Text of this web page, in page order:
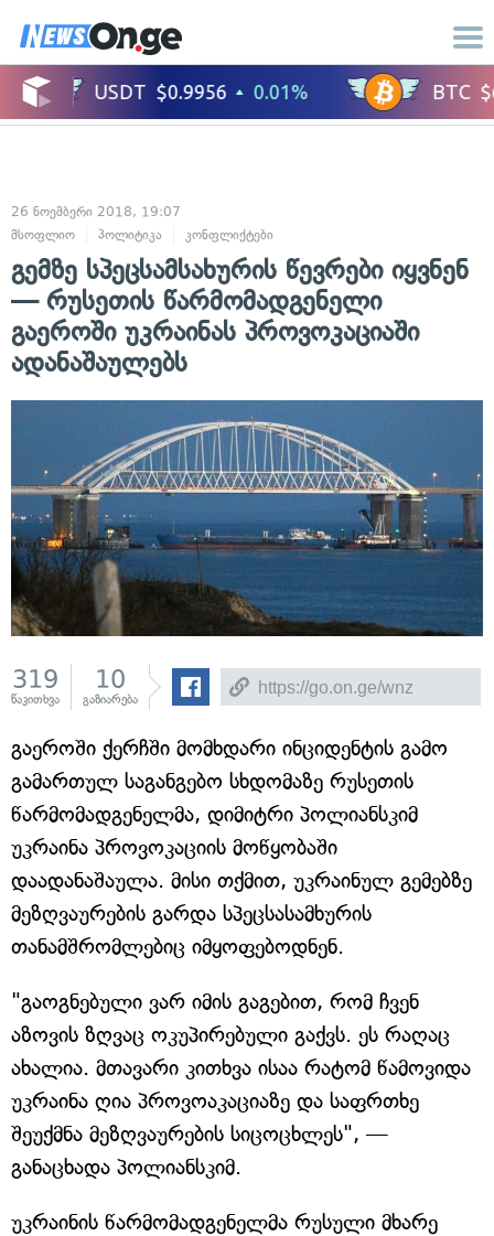
26 ნოემბერი 2018, 19:07
მსოფლიო
პოლიტიკა კონფლიქტები
გემზე სპეცსამსახურის წევრები იყვნენ
— რუსეთის წარმომადგენელი
გაეროში უკრაინას პროვოკაციაში
ადანაშაულებს
319
წაკითხვა
10
გაზიარება
გაეროში ქერჩში მომხდარი ინციდენტის გამო
გამართულ საგანგებო სხდომაზე რუსეთის
წარმომადგენელმა, დიმიტრი პოლიანსკიმ
უკრაინა პროვოკაციის მოწყობაში
დაადანაშაულა. მისი თქმით, უკრაინულ გემებზე
მეზღვაურების გარდა სპეცსასამხურის
თანამშრომლებიც იმყოფებოდნენ.
"გაოგნებული ვარ იმის გაგებით, რომ ჩვენ
აზოვის ზღვაც ოკუპირებული გაქვს. ეს რაღაც
ახალია. მთავარი კითხვა ისაა რატომ წამოვიდა
უკრაინა ღია პროვოაკაციაზე და საფრთხე
შეუქმნა მეზღვაურების სიცოცხლეს", —
განაცხადა პოლიანსკიმ.
უკრაინის წარმომადგენელმა რუსული მხარე